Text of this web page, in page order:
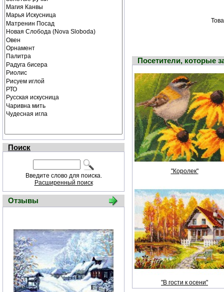
Поиск
Введите слово для поиска.
Расширенный поиск
Отзывы
Посетители, которые
"Королек"
"В гости к осени"